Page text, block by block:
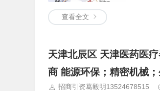
查看全文
天津北辰区 天津医药医
商 能源环保；精密机械
招商引资葛毅明13524678515